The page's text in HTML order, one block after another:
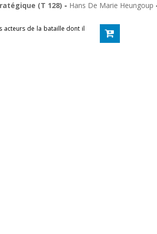
(T 128) - Hans De Marie Heungoup
acteurs de la bataille dont il